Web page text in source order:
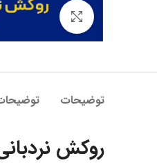
بزرگنمایی تصویر
توضیحات
روکش